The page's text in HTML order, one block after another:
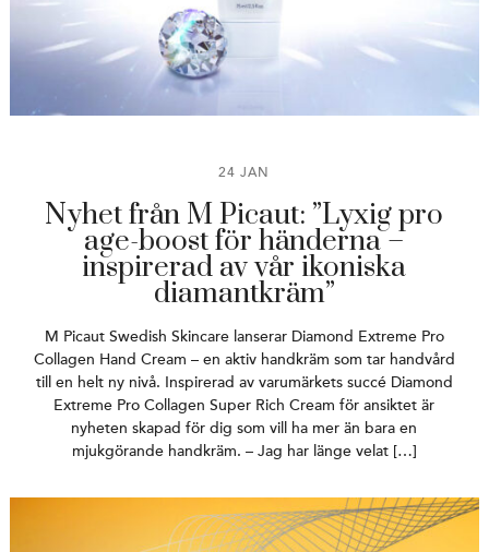
24 JAN
Nyhet från M Picaut: ”Lyxig pro
age-boost för händerna –
inspirerad av vår ikoniska
diamantkräm”
M Picaut Swedish Skincare lanserar Diamond Extreme Pro
Collagen Hand Cream – en aktiv handkräm som tar handvård
till en helt ny nivå. Inspirerad av varumärkets succé Diamond
Extreme Pro Collagen Super Rich Cream för ansiktet är
nyheten skapad för dig som vill ha mer än bara en
mjukgörande handkräm. – Jag har länge velat […]